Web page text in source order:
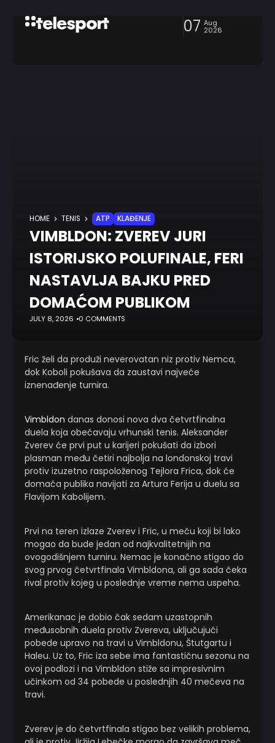
07 Aug
2026
HOME TENIS ATP KLAĐENJE
VIMBLDON: ZVEREV JURI
ISTORIJSKO POLUFINALE, FERI
NASTAVLJA BAJKU PRED
DOMAĆOM PUBLIKOM
JULY 8, 2026 0 COMMENTS
Fric želi da produži neverovatan niz protiv Nemca,
dok Koboli pokušava da zaustavi najveće
iznenađenje turnira.
Vimbldon danas donosi nova dva četvrtfinalna
duela koja obećavaju vrhunski tenis. Aleksander
Zverev će prvi put u karijeri pokušati da izbori
plasman među četiri najbolja na londonskoj travi
protiv izuzetno raspoloženog Tejlora Frica, dok će
domaća publika navijati za Artura Ferija u duelu sa
Flavijom Kabolijem.
Prvi na teren izlaze Zverev i Fric, u meču koji bi lako
mogao da bude jedan od najkvalitetnijih na
ovogodišnjem turniru. Nemac je konačno stigao do
svog prvog četvrtfinala Vimbldona, ali ga sada čeka
rival protiv kojeg u poslednje vreme nema uspeha.
Amerikanac je dobio čak sedam uzastopnih
međusobnih duela protiv Zvereva, uključujući
pobede upravo na travi u Vimbldonu, Štutgartu i
Haleu. Uz to, Fric iza sebe ima fantastičnu sezonu na
ovoj podlozi i na Vimbldon stiže sa impresivnim
učinkom od 34 pobede u poslednjih 40 mečeva na
travi.
Zverev je do četvrtfinala stigao bez velikih problema,